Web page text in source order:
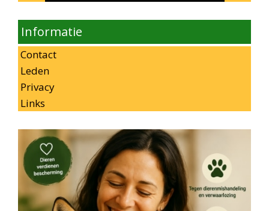
Informatie
Contact
Leden
Privacy
Links